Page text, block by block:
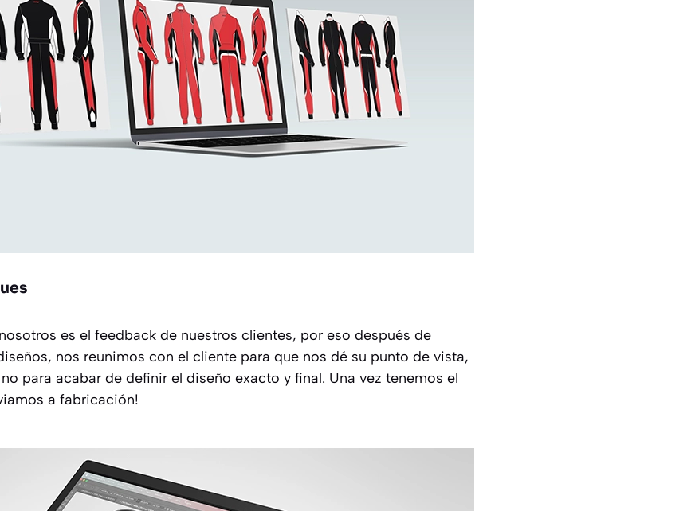
es el feedback de nuestros clientes, por eso después de
nos reunimos con el cliente para que nos dé su punto de vista,
para acabar de definir el diseño exacto y final. Una vez tenemos el
a fabricación!